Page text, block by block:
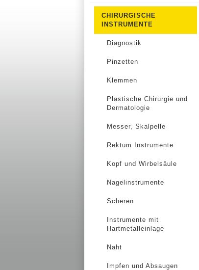
CHIRURGISCHE
INSTRUMENTE
Diagnostik
Pinzetten
Klemmen
Plastische Chirurgie und
Dermatologie
Messer, Skalpelle
Rektum Instrumente
Kopf und Wirbelsäule
Nagelinstrumente
Scheren
Instrumente mit
Hartmetalleinlage
Naht
Impfen und Absaugen